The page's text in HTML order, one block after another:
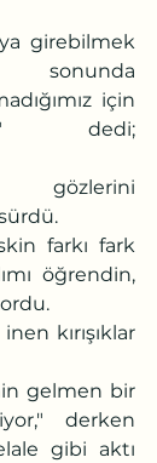
sonunda
için
dedi;
öğrendin,
derken
gibi aktı